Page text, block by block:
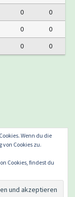
0
0
0
0
0 0
präsentiert
Wenn du die
Cookies zu.
Cookies, findest du